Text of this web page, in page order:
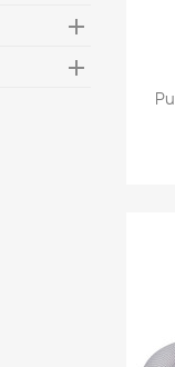

